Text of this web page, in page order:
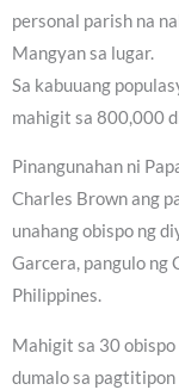
personal parish na
Mangyan sa lugar.
Sa kabuuang
mahigit sa 800,000
Pinangunahan ni
Charles Brown ang
unahang obispo ng
Garcera, pangulo ng
Philippines.
Mahigit sa 30 obispo
dumalo sa